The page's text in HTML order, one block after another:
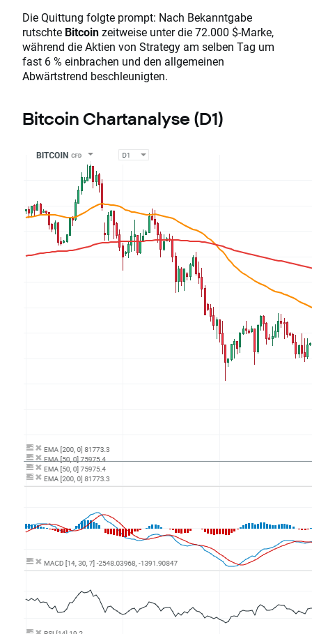
Die Quittung folgte prompt: Nach Bekanntgabe
rutschte Bitcoinzeitweise unter die 72.000 $-Marke,
während die Aktien von Strategy am selben Tag um
fast 6 % einbrachen und den allgemeinen
Abwärtstrend beschleunigten.
Bitcoin Chartanalyse (D1)